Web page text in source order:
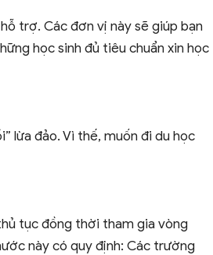
trợ. Các đơn vị này sẽ giúp bạn
học sinh đủ tiêu chuẩn xin học
lừa đảo. Vì thế, muốn đi du học
tục đồng thời tham gia vòng
này có quy định: Các trường